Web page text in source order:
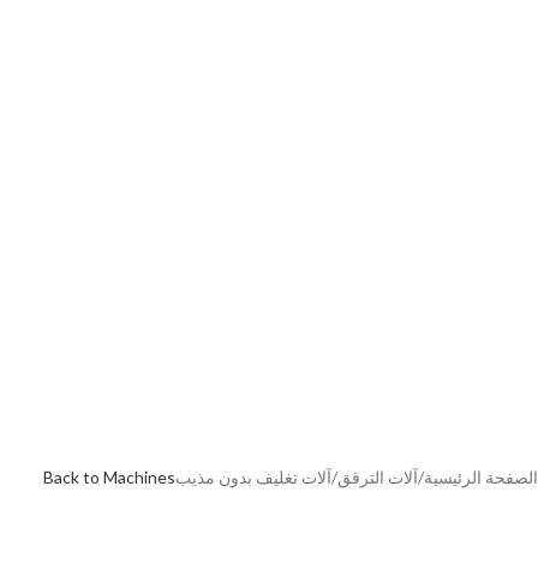
الصفحة الرئيسية/آلات الترقق/آلات تغليف بدون مذيبBack to Machines